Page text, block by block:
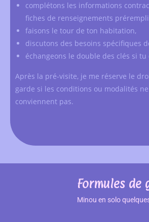
complétons les informations
fiches de renseignements
faisons le tour de ton habitation,
discutons des besoins spécifiques
échangeons le double des clés si tu
Après la pré-visite, je me réserve le
garde si les conditions ou modalités
conviennent pas.
Formules de
Minou en solo